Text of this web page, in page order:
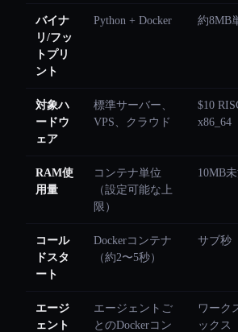
バイナ
リ/フッ
トプリ
ント
Python + Docker 約8MB
対象ハ
ードウ
ェア
標準サーバー、
VPS、クラウド
$10
x86_64
RAM使
用量
コンテナ単位
（設定可能な上
限）
10MB
コール
ドスタ
ート
Dockerコンテナ
（約2〜5秒）
サブ秒
エージ
ェント
エージェントご
とのDockerコン
ワーク
ックス